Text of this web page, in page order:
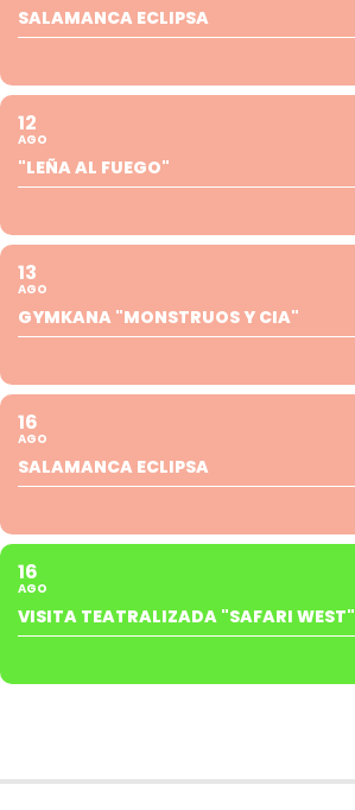
SALAMANCA ECLIPSA
12
AGO
"LEÑA AL FUEGO"
13
AGO
GYMKANA "MONSTRUOS Y CIA"
16
AGO
SALAMANCA ECLIPSA
16
AGO
VISITA TEATRALIZADA "SAFARI WEST"